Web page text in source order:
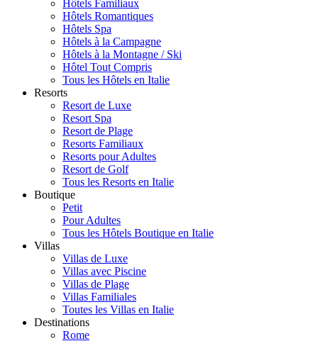
Hôtels Familiaux
Hôtels Romantiques
Hôtels Spa
Hôtels à la Campagne
Hôtels à la Montagne / Ski
Hôtel Tout Compris
Tous les Hôtels en Italie
Resorts
Resort de Luxe
Resort Spa
Resort de Plage
Resorts Familiaux
Resorts pour Adultes
Resort de Golf
Tous les Resorts en Italie
Boutique
Petit
Pour Adultes
Tous les Hôtels Boutique en Italie
Villas
Villas de Luxe
Villas avec Piscine
Villas de Plage
Villas Familiales
Toutes les Villas en Italie
Destinations
Rome